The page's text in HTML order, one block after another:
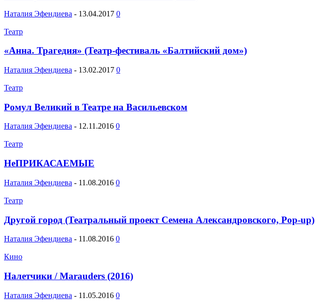
Наталия Эфендиева - 13.04.2017 0
Театр
«Анна. Трагедия» (Театр-фестиваль «Балтийский дом»)
Наталия Эфендиева - 13.02.2017 0
Театр
Ромул Великий в Театре на Васильевском
Наталия Эфендиева - 12.11.2016 0
Театр
НеПРИКАСАЕМЫЕ
Наталия Эфендиева - 11.08.2016 0
Театр
Другой город (Театральный проект Семена Александровского, Pop-up)
Наталия Эфендиева - 11.08.2016 0
Кино
Налетчики / Marauders (2016)
Наталия Эфендиева - 11.05.2016 0